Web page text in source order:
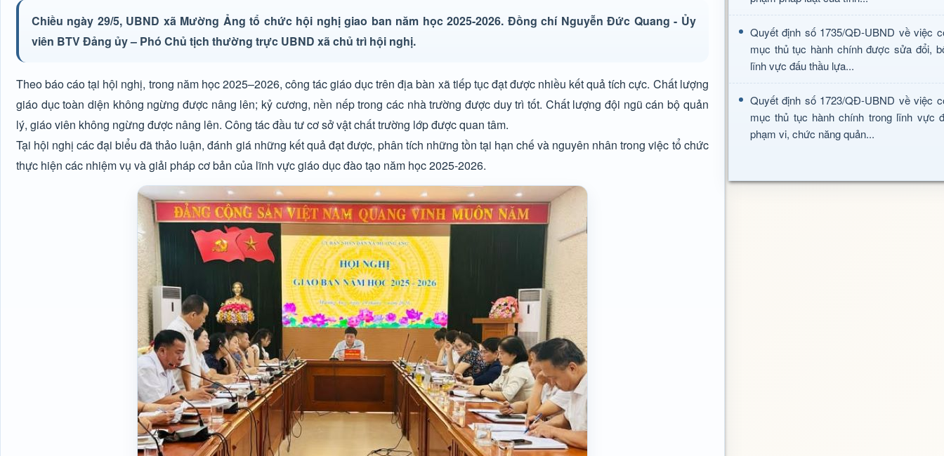
Chiều ngày 29/5, UBND xã Mường Ảng tổ chức hội nghị giao ban năm học 2025-2026. Đồng chí Nguyễn Đức Quang - Ủy
viên BTV Đảng ủy – Phó Chủ tịch thường trực UBND xã chủ trì hội nghị.
Theo báo cáo tại hội nghị, trong năm học 2025–2026, công tác giáo dục trên địa bàn xã tiếp tục đạt được nhiều kết quả tích cực. Chất lượng
giáo dục toàn diện không ngừng được nâng lên; kỷ cương, nền nếp trong các nhà trường được duy trì tốt. Chất lượng đội ngũ cán bộ quản
lý, giáo viên không ngừng được nâng lên. Công tác đầu tư cơ sở vật chất trường lớp được quan tâm.
Tại hội nghị các đại biểu đã thảo luận, đánh giá những kết quả đạt được, phân tích những tồn tại hạn chế và nguyên nhân trong việc tổ chức
thực hiện các nhiệm vụ và giải pháp cơ bản của lĩnh vực giáo dục đào tạo năm học 2025-2026.
Quyết định số 1735/QĐ-UBND về việc
mục thủ tục hành chính được sửa đổi,
lĩnh vực đấu thầu lựa...
Quyết định số 1723/QĐ-UBND về việc
mục thủ tục hành chính trong lĩnh vực
phạm vi, chức năng quản...